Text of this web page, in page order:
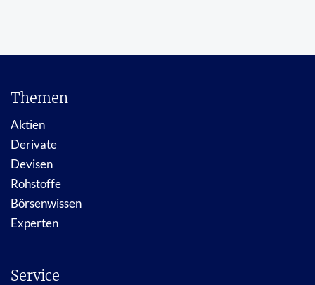
Themen
Aktien
Derivate
Devisen
Rohstoffe
Börsenwissen
Experten
Service